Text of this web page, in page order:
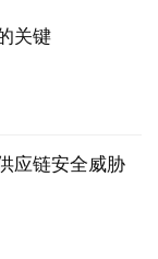
关键
应链安全威胁